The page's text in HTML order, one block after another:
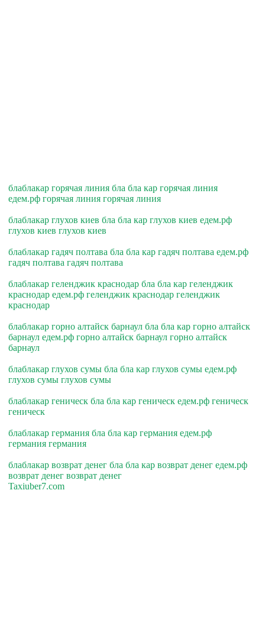
блаблакар горячая линия бла бла кар горячая линия
едем.рф горячая линия горячая линия
блаблакар глухов киев бла бла кар глухов киев едем.рф
глухов киев глухов киев
блаблакар гадяч полтава бла бла кар гадяч полтава едем.рф
гадяч полтава гадяч полтава
блаблакар геленджик краснодар бла бла кар геленджик
краснодар едем.рф геленджик краснодар геленджик
краснодар
блаблакар горно алтайск барнаул бла бла кар горно алтайск
барнаул едем.рф горно алтайск барнаул горно алтайск
барнаул
блаблакар глухов сумы бла бла кар глухов сумы едем.рф
глухов сумы глухов сумы
блаблакар геническ бла бла кар геническ едем.рф геническ
геническ
блаблакар германия бла бла кар германия едем.рф
германия германия
блаблакар возврат денег бла бла кар возврат денег едем.рф
возврат денег возврат денег
Taxiuber7.com